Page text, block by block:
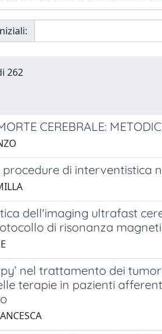
262
CEREBRALE:
procedure di interventistica
dell'imaging ultrafast
di risonanza
nel trattamento dei
terapie in pazienti